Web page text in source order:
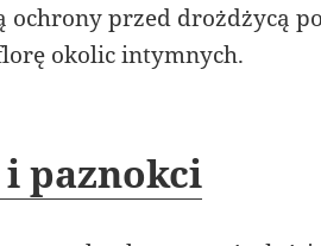
ochrony przed drożdżycą
okolic intymnych.
paznokci